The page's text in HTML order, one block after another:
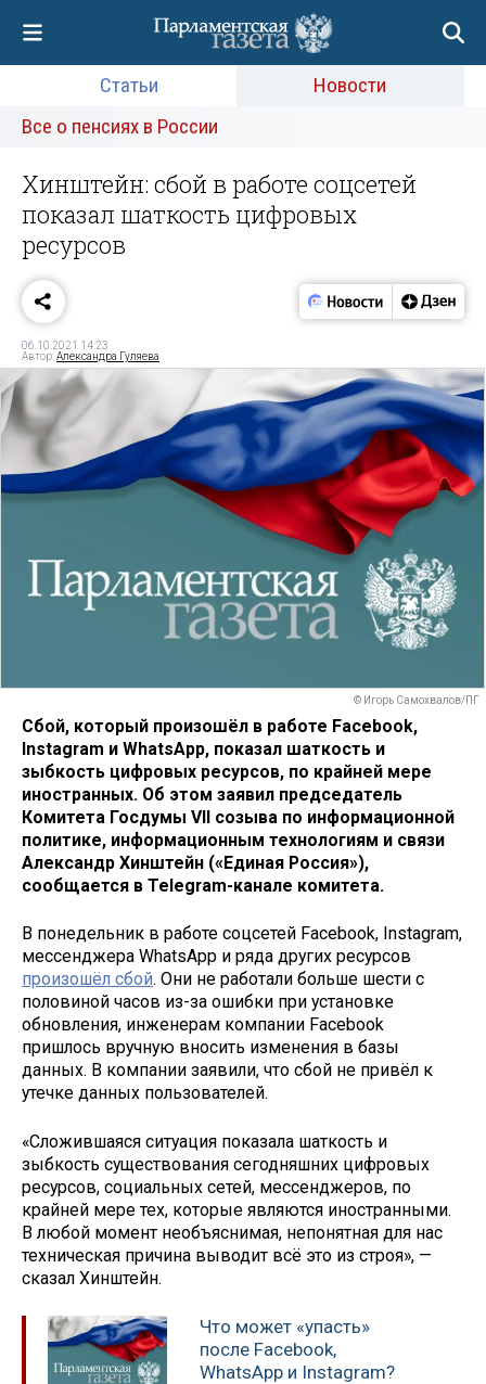
Статьи
Новости
Все о пенсиях в России
Хинштейн: сбой в работе соцсетей
показал шаткость цифровых
ресурсов
06.10.2021 14:23
Автор:Александра Гуляева
© Игорь Самохвалов/ПГ
Сбой, который произошёл в работе Facebook,
Instagram и WhatsApp, показал шаткость и
зыбкость цифровых ресурсов, по крайней мере
иностранных. Об этом заявил председатель
Комитета Госдумы VII созыва по информационной
политике, информационным технологиям и связи
Александр Хинштейн («Единая Россия»),
сообщается в Telegram-канале комитета.
В понедельник в работе соцсетей Facebook, Instagram,
мессенджера WhatsApp и ряда других ресурсов
произошёл сбой. Они не работали больше шести с
половиной часов из-за ошибки при установке
обновления, инженерам компании Facebook
пришлось вручную вносить изменения в базы
данных. В компании заявили, что сбой не привёл к
утечке данных пользователей.
«Сложившаяся ситуация показала шаткость и
зыбкость существования сегодняшних цифровых
ресурсов, социальных сетей, мессенджеров, по
крайней мере тех, которые являются иностранными.
В любой момент необъяснимая, непонятная для нас
техническая причина выводит всё это из строя», —
сказал Хинштейн.
Что может «упасть»
после Facebook,
WhatsApp и Instagram?